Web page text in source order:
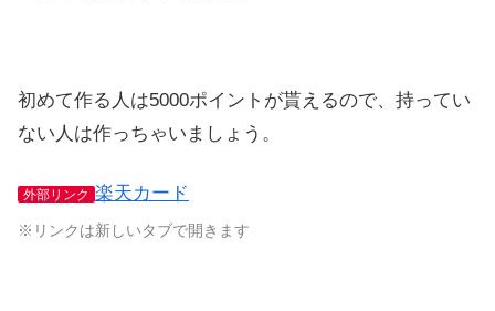
初めて作る人は5000ポイントが貰えるので、持ってい
ない人は作っちゃいましょう。
外部リンク 楽天カード
※リンクは新しいタブで開きます